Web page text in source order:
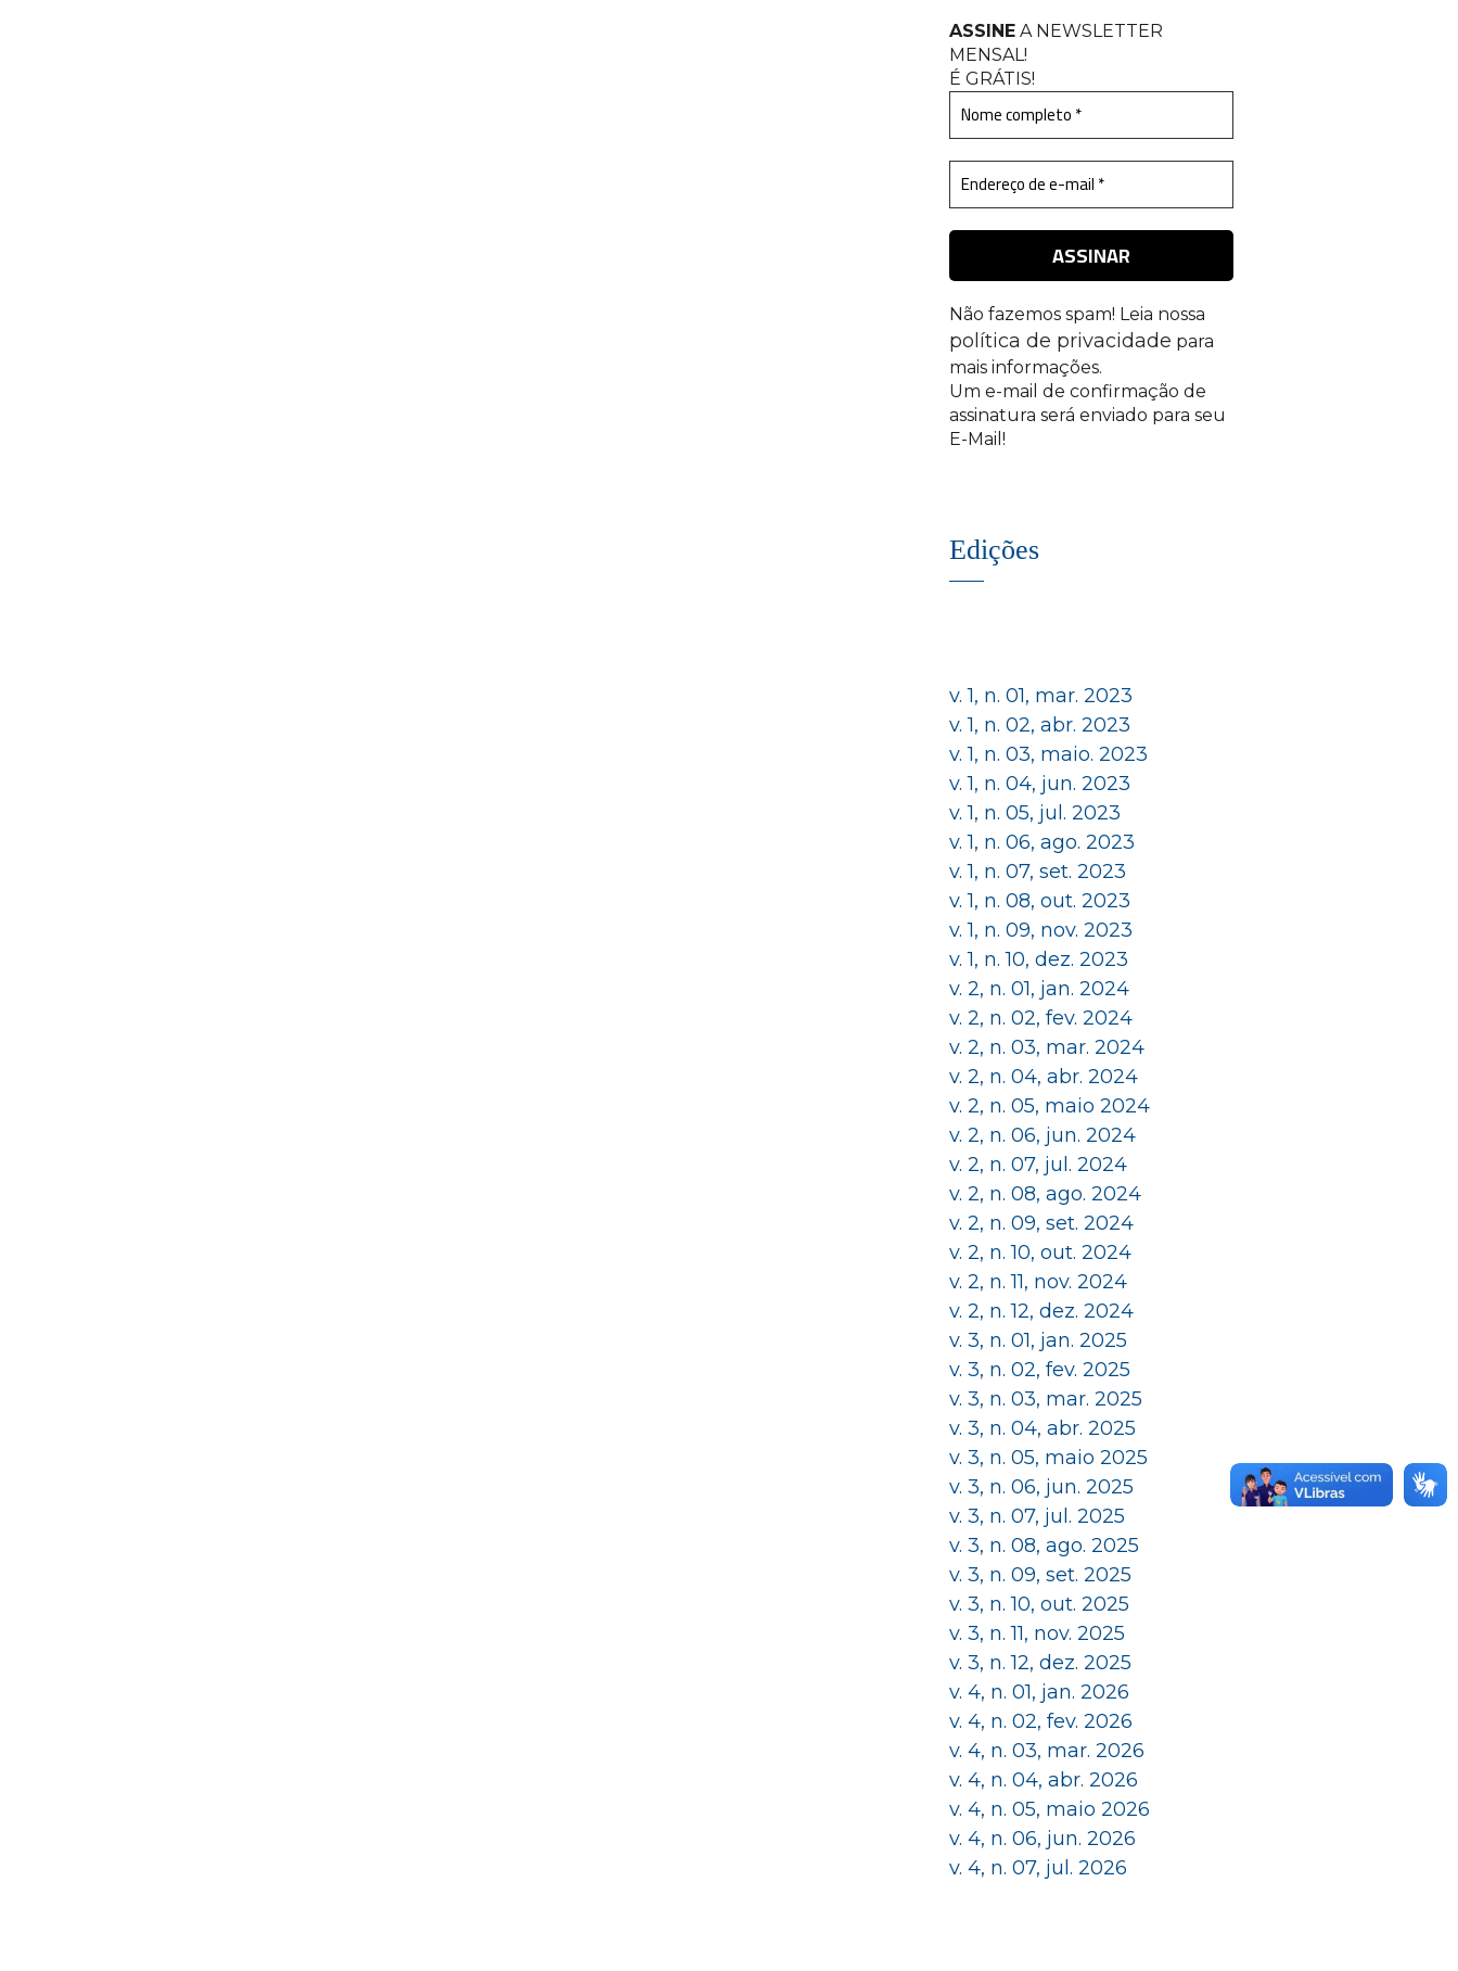
ASSINE A NEWSLETTER
MENSAL!
É GRÁTIS!
Não fazemos spam! Leia nossa
política de privacidade para
mais informações.
Um e-mail de confirmação de
assinatura será enviado para seu
E-Mail!
Edições
v. 1, n. 01, mar. 2023
v. 1, n. 02, abr. 2023
v. 1, n. 03, maio. 2023
v. 1, n. 04, jun. 2023
v. 1, n. 05, jul. 2023
v. 1, n. 06, ago. 2023
v. 1, n. 07, set. 2023
v. 1, n. 08, out. 2023
v. 1, n. 09, nov. 2023
v. 1, n. 10, dez. 2023
v. 2, n. 01, jan. 2024
v. 2, n. 02, fev. 2024
v. 2, n. 03, mar. 2024
v. 2, n. 04, abr. 2024
v. 2, n. 05, maio 2024
v. 2, n. 06, jun. 2024
v. 2, n. 07, jul. 2024
v. 2, n. 08, ago. 2024
v. 2, n. 09, set. 2024
v. 2, n. 10, out. 2024
v. 2, n. 11, nov. 2024
v. 2, n. 12, dez. 2024
v. 3, n. 01, jan. 2025
v. 3, n. 02, fev. 2025
v. 3, n. 03, mar. 2025
v. 3, n. 04, abr. 2025
v. 3, n. 05, maio 2025
v. 3, n. 06, jun. 2025
v. 3, n. 07, jul. 2025
v. 3, n. 08, ago. 2025
v. 3, n. 09, set. 2025
v. 3, n. 10, out. 2025
v. 3, n. 11, nov. 2025
v. 3, n. 12, dez. 2025
v. 4, n. 01, jan. 2026
v. 4, n. 02, fev. 2026
v. 4, n. 03, mar. 2026
v. 4, n. 04, abr. 2026
v. 4, n. 05, maio 2026
v. 4, n. 06, jun. 2026
v. 4, n. 07, jul. 2026